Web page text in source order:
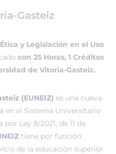
Gasteiz
y Legislación en el Uso
con 25 Horas, 1 Créditos
de Vitoria-Gasteiz.
(EUNEIZ) es una nueva
en el Sistema Universitario
Ley 8/2021, de 11 de
tiene por función
de la educación superior